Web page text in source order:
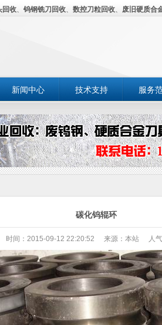
回收、 钨钢铣刀回收、 数控刀粒回收、 废旧硬质合
新闻中心 技术支持 服务
碳化钨辊环
时间：2015-09-12 22:20:52 来源：本站 人